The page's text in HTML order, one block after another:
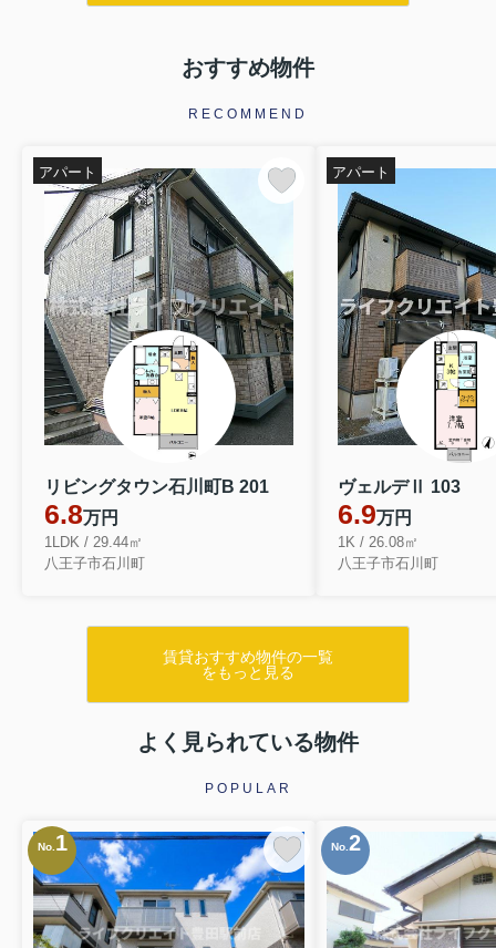
おすすめ物件
RECOMMEND
リビングタウン石川町B 201
6.8万円
1LDK / 29.44㎡
八王子市石川町
アパート
ヴェルデⅡ 103
6.9万円
1K / 26.08㎡
八王子市石川町
アパート
賃貸おすすめ物件の一覧
をもっと見る
よく見られている物件
POPULAR
No. 1 No. 2